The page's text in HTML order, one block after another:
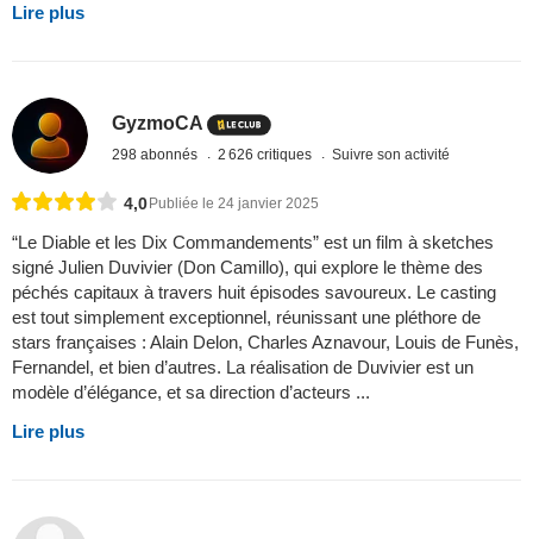
Lire plus
GyzmoCA
298 abonnés 2 626 critiques Suivre son activité
4,0Publiée le 24 janvier 2025
“Le Diable et les Dix Commandements” est un film à sketches
signé Julien Duvivier (Don Camillo), qui explore le thème des
péchés capitaux à travers huit épisodes savoureux. Le casting
est tout simplement exceptionnel, réunissant une pléthore de
stars françaises : Alain Delon, Charles Aznavour, Louis de Funès,
Fernandel, et bien d’autres. La réalisation de Duvivier est un
modèle d’élégance, et sa direction d’acteurs ...
Lire plus